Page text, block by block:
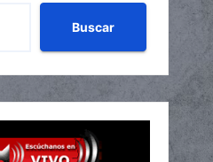
Buscar